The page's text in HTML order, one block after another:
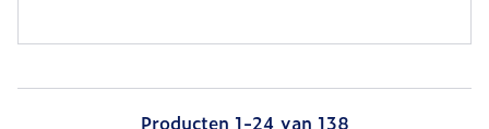
Producten 1-24 van 138